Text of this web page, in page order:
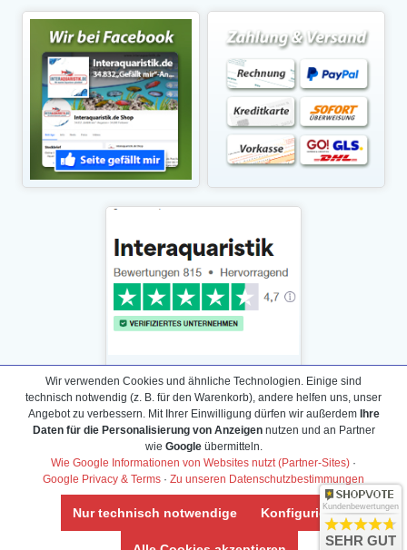
Daten­schutz­erklärung
Widerrufs­recht /Widerrufs­formular
AGB & Info
Impressum
Umwelt und Entsorgung
Wir verwenden Cookies und ähnliche Technologien. Einige sind
technisch notwendig (z. B. für den Warenkorb), andere helfen uns, unser
Angebot zu verbessern. Mit Ihrer Einwilligung dürfen wir außerdem Ihre
Daten für die Personalisierung von Anzeigennutzen und an Partner
wie Googleübermitteln.
Wie Google Informationen von Websites nutzt (Partner-Sites) ·
Google Privacy & Terms · Zu unseren Datenschutzbestimmungen
Nur technisch notwendige KonfigurierenKundenbewertungen
SEHR GUT